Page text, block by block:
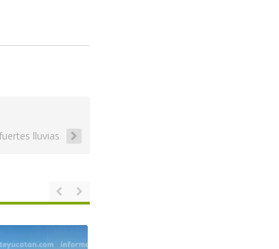
lluvias